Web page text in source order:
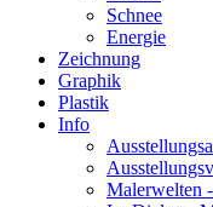
Schnee
Energie
Zeichnung
Graphik
Plastik
Info
Malerwelten